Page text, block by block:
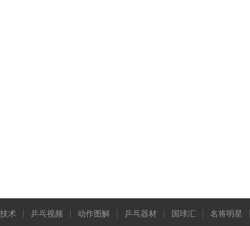
术 乒乓视频 动作图解 乒乓器材 国球汇 名将明星